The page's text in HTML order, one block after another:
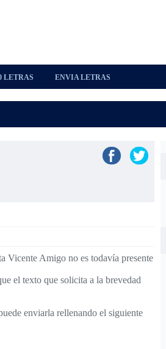
LETRAS ENVIA LETRAS
Vicente Amigo no es todavía presente
el texto que solicita a la brevedad
enviarla rellenando el siguiente